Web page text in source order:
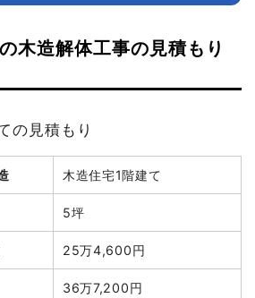
木造解体工事の見積もり
の見積もり
木造住宅1階建て
5坪
25万4,600円
36万7,200円